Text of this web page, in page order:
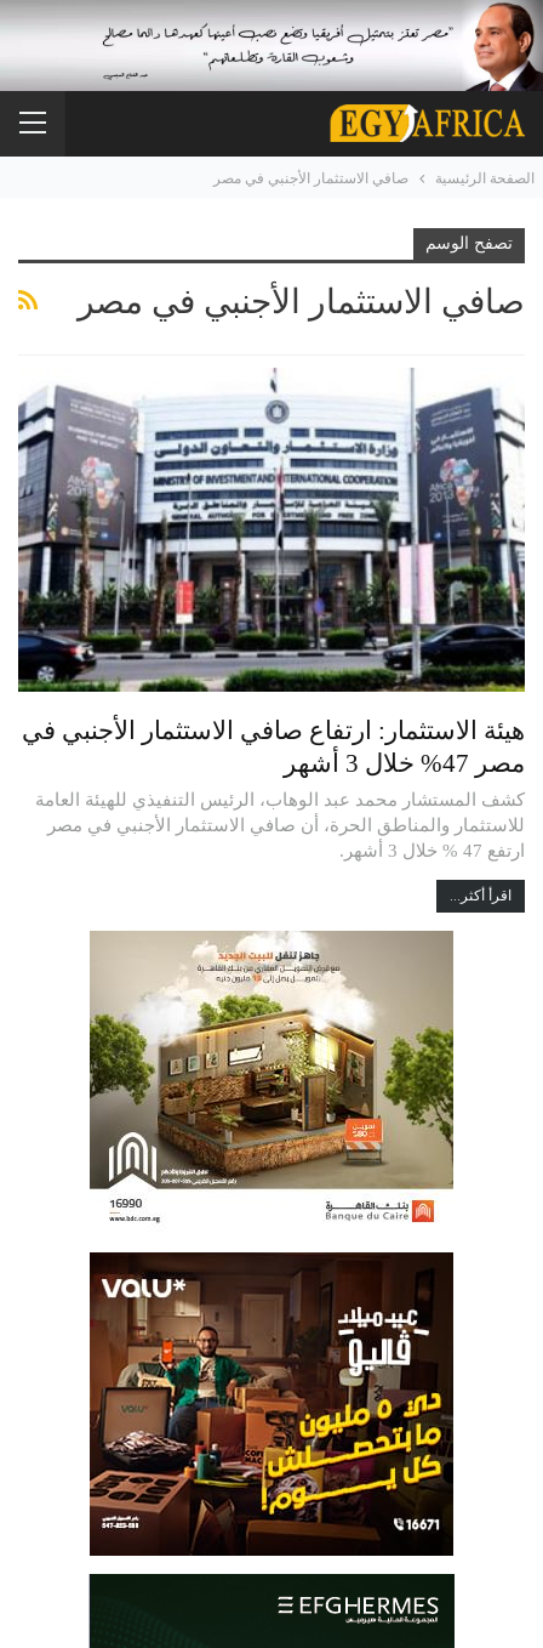
الصفحة الرئيسية صافي الاستثمار الأجنبي في مصر
تصفح الوسم
صافي الاستثمار الأجنبي في مصر
هيئة الاستثمار: ارتفاع صافي الاستثمار الأجنبي في
مصر 47% خلال 3 أشهر
كشف المستشار محمد عبد الوهاب، الرئيس التنفيذي للهيئة العامة
للاستثمار والمناطق الحرة، أن صافي الاستثمار الأجنبي في مصر
ارتفع 47 % خلال 3 أشهر.
اقرأ أكثر...